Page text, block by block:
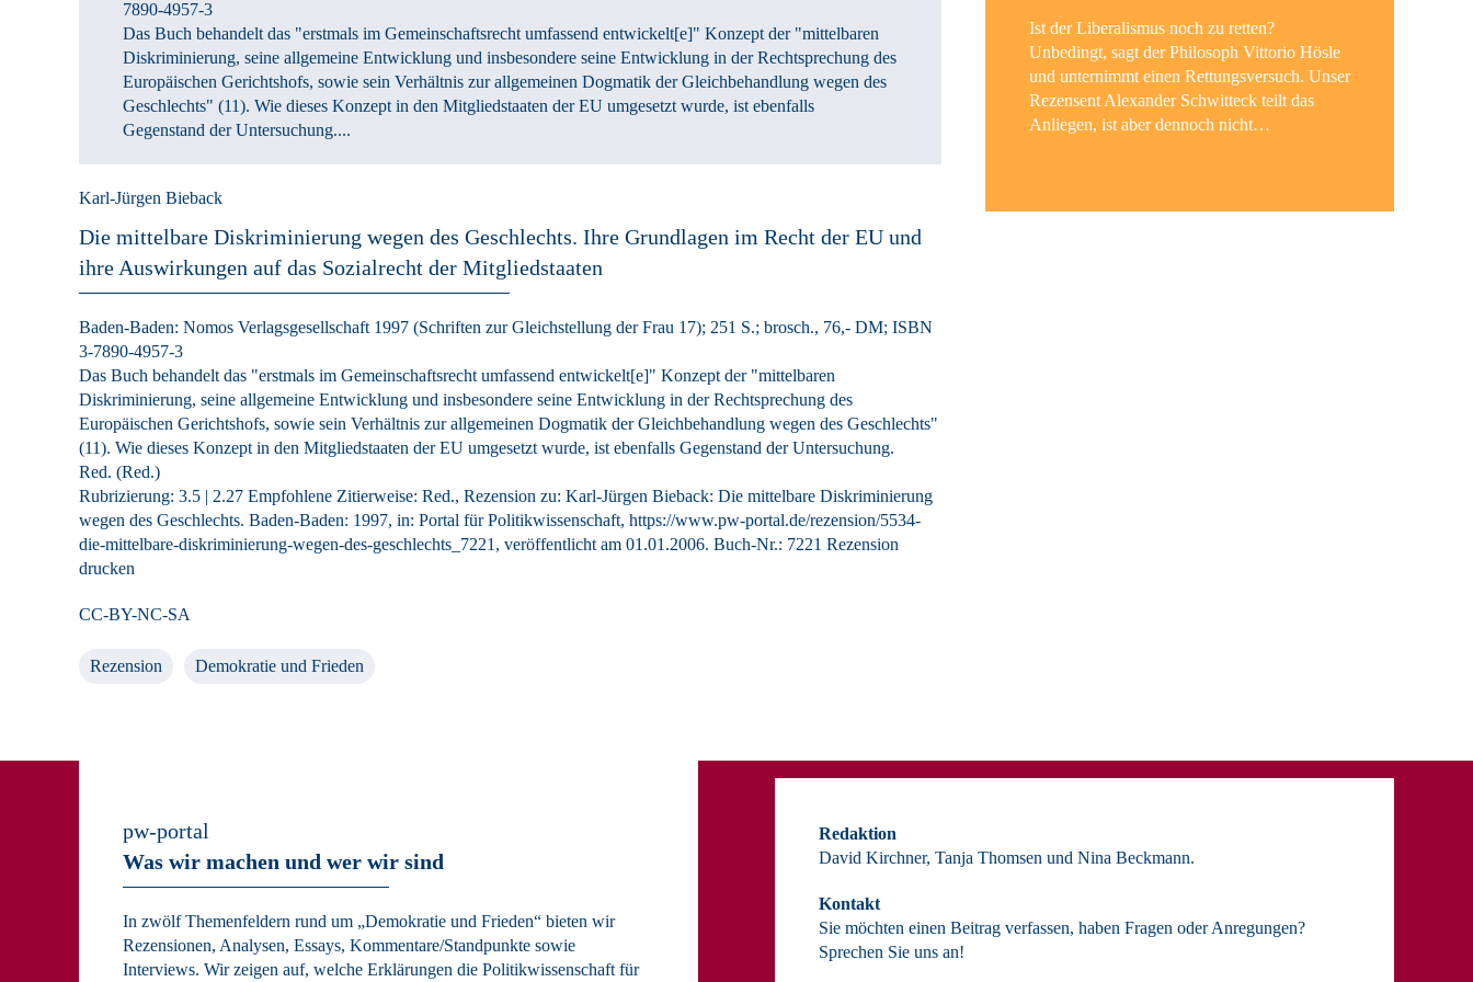
7890-4957-3
Das Buch behandelt das "erstmals im Gemeinschaftsrecht umfassend entwickelt[e]" Konzept der "mittelbaren
Diskriminierung, seine allgemeine Entwicklung und insbesondere seine Entwicklung in der Rechtsprechung des
Europäischen Gerichtshofs, sowie sein Verhältnis zur allgemeinen Dogmatik der Gleichbehandlung wegen des
Geschlechts" (11). Wie dieses Konzept in den Mitgliedstaaten der EU umgesetzt wurde, ist ebenfalls
Gegenstand der Untersuchung....
Karl-Jürgen Bieback
Die mittelbare Diskriminierung wegen des Geschlechts. Ihre Grundlagen im Recht der EU und
ihre Auswirkungen auf das Sozialrecht der Mitgliedstaaten
Baden-Baden: Nomos Verlagsgesellschaft 1997 (Schriften zur Gleichstellung der Frau 17); 251 S.; brosch., 76,- DM; ISBN
3-7890-4957-3
Das Buch behandelt das "erstmals im Gemeinschaftsrecht umfassend entwickelt[e]" Konzept der "mittelbaren
Diskriminierung, seine allgemeine Entwicklung und insbesondere seine Entwicklung in der Rechtsprechung des
Europäischen Gerichtshofs, sowie sein Verhältnis zur allgemeinen Dogmatik der Gleichbehandlung wegen des Geschlechts"
(11). Wie dieses Konzept in den Mitgliedstaaten der EU umgesetzt wurde, ist ebenfalls Gegenstand der Untersuchung.
Red. (Red.)
Rubrizierung: 3.5 | 2.27 Empfohlene Zitierweise: Red., Rezension zu: Karl-Jürgen Bieback: Die mittelbare Diskriminierung
wegen des Geschlechts. Baden-Baden: 1997, in: Portal für Politikwissenschaft, https://www.pw-portal.de/rezension/5534-
die-mittelbare-diskriminierung-wegen-des-geschlechts_7221, veröffentlicht am 01.01.2006. Buch-Nr.: 7221 Rezension
drucken
CC-BY-NC-SA
Rezension Demokratie und Frieden
Ist der Liberalismus noch zu retten?
Unbedingt, sagt der Philosoph Vittorio Hösle
und unternimmt einen Rettungsversuch. Unser
Rezensent Alexander Schwitteck teilt das
Anliegen, ist aber dennoch nicht…
pw-portal
Was wir machen und wer wir sind
In zwölf Themenfeldern rund um „Demokratie und Frieden“ bieten wir
Rezensionen, Analysen, Essays, Kommentare/Standpunkte sowie
Interviews. Wir zeigen auf, welche Erklärungen die Politikwissenschaft für
Redaktion
David Kirchner, Tanja Thomsen und Nina Beckmann.
Kontakt
Sie möchten einen Beitrag verfassen, haben Fragen oder Anregungen?
Sprechen Sie uns an!